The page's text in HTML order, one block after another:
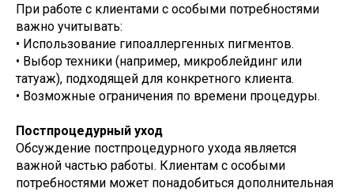
При работе с клиентами с особыми потребностями
важно учитывать:
• Использование гипоаллергенных пигментов.
• Выбор техники (например, микроблейдинг или
татуаж), подходящей для конкретного клиента.
• Возможные ограничения по времени процедуры.
Постпроцедурный уход
Обсуждение постпроцедурного ухода является
важной частью работы. Клиентам с особыми
потребностями может понадобиться дополнительная